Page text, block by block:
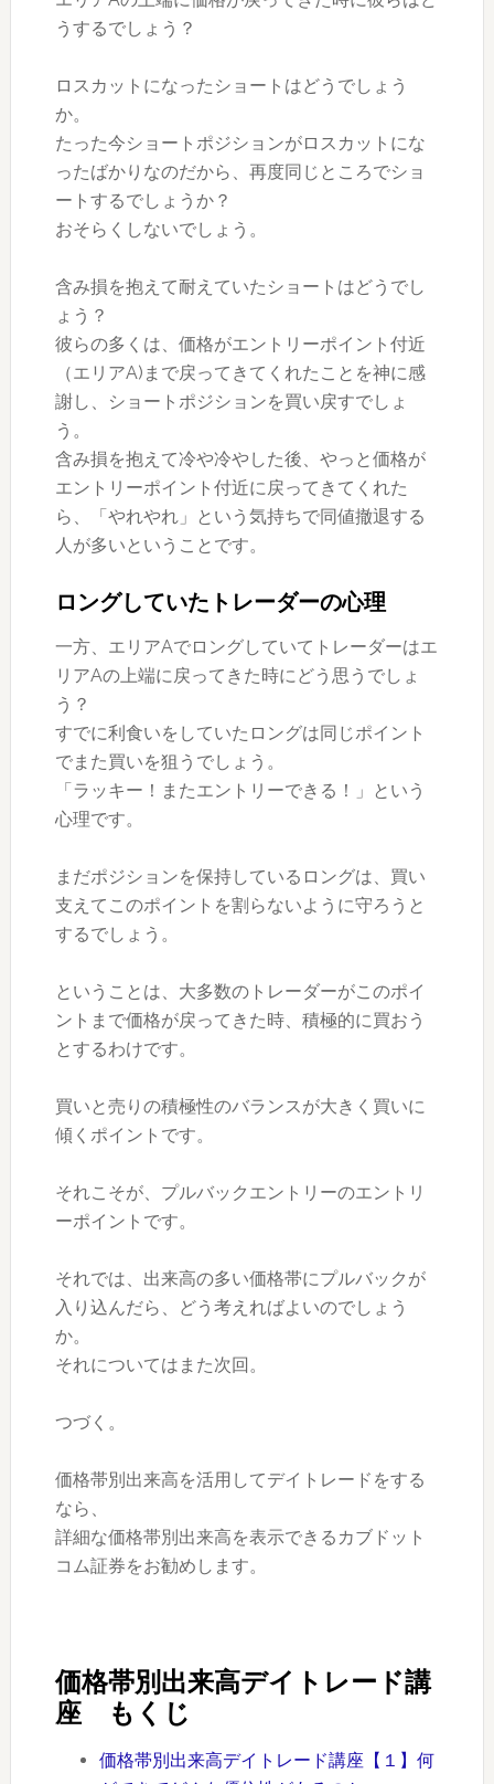
うするでしょう？
ロスカットになったショートはどうでしょう
か。
たった今ショートポジションがロスカットにな
ったばかりなのだから、再度同じところでショ
ートするでしょうか？
おそらくしないでしょう。
含み損を抱えて耐えていたショートはどうでし
ょう？
彼らの多くは、価格がエントリーポイント付近
（エリアA)まで戻ってきてくれたことを神に感
謝し、ショートポジションを買い戻すでしょ
う。
含み損を抱えて冷や冷やした後、やっと価格が
エントリーポイント付近に戻ってきてくれた
ら、「やれやれ」という気持ちで同値撤退する
人が多いということです。
ロングしていたトレーダーの心理
一方、エリアAでロングしていてトレーダーはエ
リアAの上端に戻ってきた時にどう思うでしょ
う？
すでに利食いをしていたロングは同じポイント
でまた買いを狙うでしょう。
「ラッキー！またエントリーできる！」という
心理です。
まだポジションを保持しているロングは、買い
支えてこのポイントを割らないように守ろうと
するでしょう。
ということは、大多数のトレーダーがこのポイ
ントまで価格が戻ってきた時、積極的に買おう
とするわけです。
買いと売りの積極性のバランスが大きく買いに
傾くポイントです。
それこそが、プルバックエントリーのエントリ
ーポイントです。
それでは、出来高の多い価格帯にプルバックが
入り込んだら、どう考えればよいのでしょう
か。
それについてはまた次回。
つづく。
価格帯別出来高を活用してデイトレードをする
なら、
詳細な価格帯別出来高を表示できるカブドット
コム証券をお勧めします。
価格帯別出来高デイトレード講
座 もくじ
価格帯別出来高デイトレード講座【１】何